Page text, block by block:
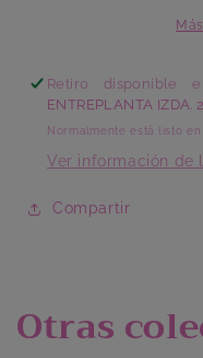
Retiro disponible
ENTREPLANTA IZDA.
Normalmente está listo en
Ver información de
Compartir
Otras